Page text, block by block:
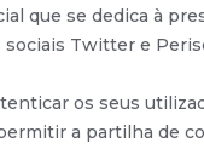
que se dedica à
Twitter e
os seus
a partilha de